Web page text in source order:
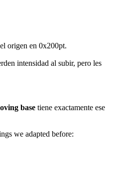
origen en 0x200pt.
intensidad al subir, pero les
base tiene exactamente ese
we adapted before: